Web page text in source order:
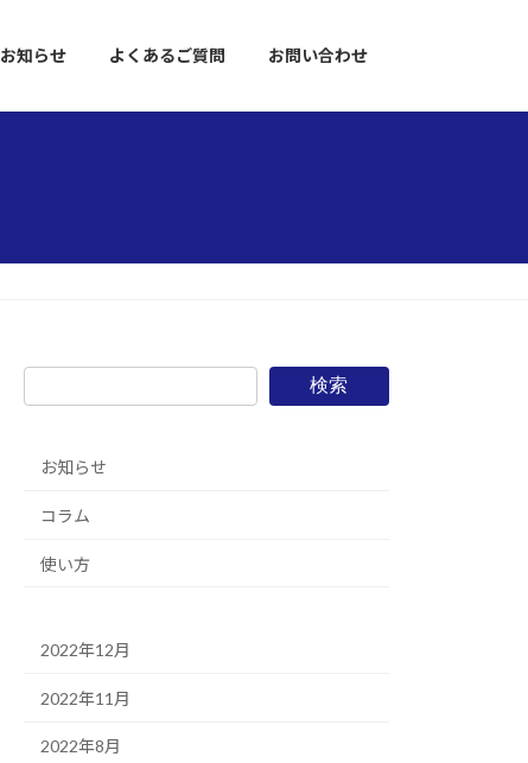
お知らせ よくあるご質問 お問い合わせ
検索
お知らせ
コラム
使い方
2022年12月
2022年11月
2022年8月